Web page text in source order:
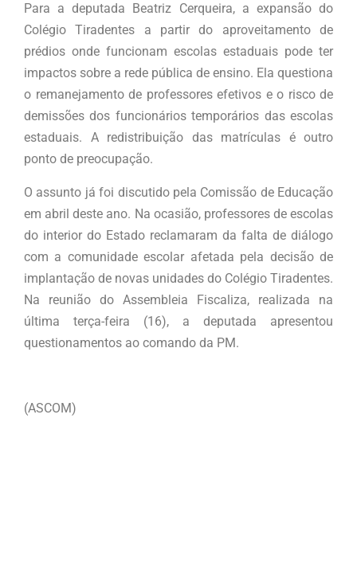
Para a deputada Beatriz Cerqueira, a expansão do
Colégio Tiradentes a partir do aproveitamento de
prédios onde funcionam escolas estaduais pode ter
impactos sobre a rede pública de ensino. Ela questiona
o remanejamento de professores efetivos e o risco de
demissões dos funcionários temporários das escolas
estaduais. A redistribuição das matrículas é outro
ponto de preocupação.
O assunto já foi discutido pela Comissão de Educação
em abril deste ano. Na ocasião, professores de escolas
do interior do Estado reclamaram da falta de diálogo
com a comunidade escolar afetada pela decisão de
implantação de novas unidades do Colégio Tiradentes.
Na reunião do Assembleia Fiscaliza, realizada na
última terça-feira (16), a deputada apresentou
questionamentos ao comando da PM.
(ASCOM)